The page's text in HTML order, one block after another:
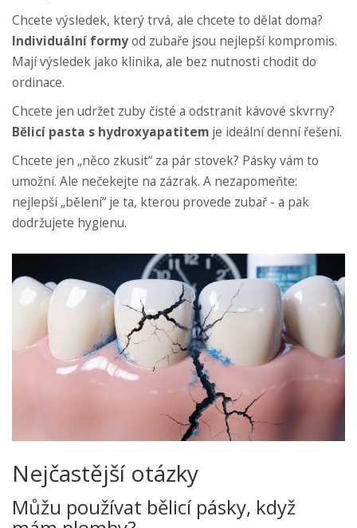
Chcete výsledek, který trvá, ale chcete to dělat doma?
Individuální formyod zubaře jsou nejlepší kompromis.
Mají výsledek jako klinika, ale bez nutnosti chodit do
ordinace.
Chcete jen udržet zuby čisté a odstranit kávové skvrny?
Bělicí pasta s hydroxyapatitem je ideální denní řešení.
Chcete jen „něco zkusit“ za pár stovek? Pásky vám to
umožní. Ale nečekejte na zázrak. A nezapomeňte:
nejlepší „bělení“ je ta, kterou provede zubař - a pak
dodržujete hygienu.
Nejčastější otázky
Můžu používat bělicí pásky, když